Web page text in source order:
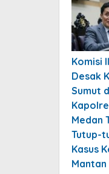
Komisi
Desak
Sumut
Medan
Tutup-
Kasus